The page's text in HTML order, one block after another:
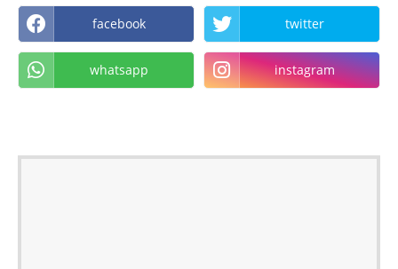
facebook twitter
whatsapp instagram